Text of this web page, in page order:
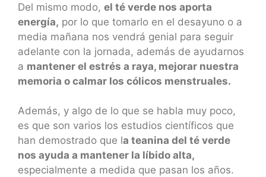
Del mismo modo, el té verde nos aporta
energía, por lo que tomarlo en el desayuno o a
media mañana nos vendrá genial para seguir
adelante con la jornada, además de ayudarnos
a mantener el estrés a raya, mejorar nuestra
memoria o calmar los cólicos menstruales.
Además, y algo de lo que se habla muy poco,
es que son varios los estudios científicos que
han demostrado que la teanina del té verde
nos ayuda a mantener la líbido alta,
especialmente a medida que pasan los años.